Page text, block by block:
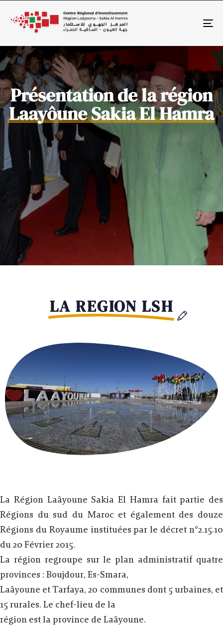
Présentation de la région
Laayôune Sakia El Hamra
LA REGION LSH
La Région Laâyoune Sakia El Hamra fait partie des
Régions du sud du Maroc et également des douze
Régions du Royaume instituées par le décret n°2.15.10
du 20 Février 2015.
La région regroupe sur le plan administratif quatre
provinces : Boujdour, Es-Smara,
Laâyoune et Tarfaya, 20 communes dont 5 urbaines, et
15 rurales. Le chef-lieu de la
région est la province de Laâyoune.